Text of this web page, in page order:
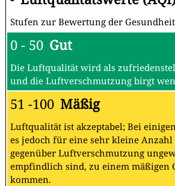
Stufen zur Bewertung der
0 - 50 Gut
Die Luftqualität wird als
und die Luftverschmutzung birgt
51 -100 Mäßig
Luftqualität ist akzeptabel; Bei
es jedoch für eine sehr kleine Anzahl
gegenüber Luftverschmutzung
empfindlich sind, zu einem mäßigen
kommen.